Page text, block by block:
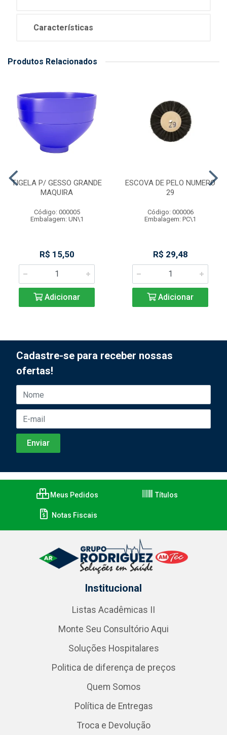
Características
Produtos Relacionados
TIGELA P/ GESSO GRANDE
MAQUIRA
Código: 000005
Embalagem: UN\1
R$ 15,50
Adicionar
ESCOVA DE PELO NUMERO
29
Código: 000006
Embalagem: PC\1
R$ 29,48
Adicionar
Cadastre-se para receber nossas
ofertas!
Meus Pedidos Títulos
Notas Fiscais
Institucional
Listas Acadêmicas II
Monte Seu Consultório Aqui
Soluções Hospitalares
Politica de diferença de preços
Quem Somos
Política de Entregas
Troca e Devolução